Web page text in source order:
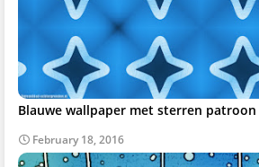
Blauwe wallpaper met sterren patroon
February 18, 2016